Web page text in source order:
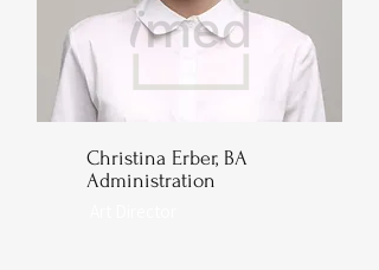
Christina Erber, BA
Administration